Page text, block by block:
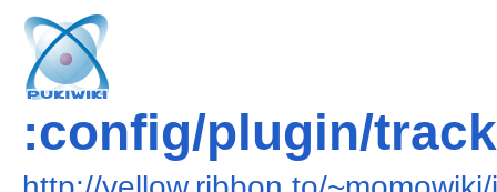
:config/plugin/